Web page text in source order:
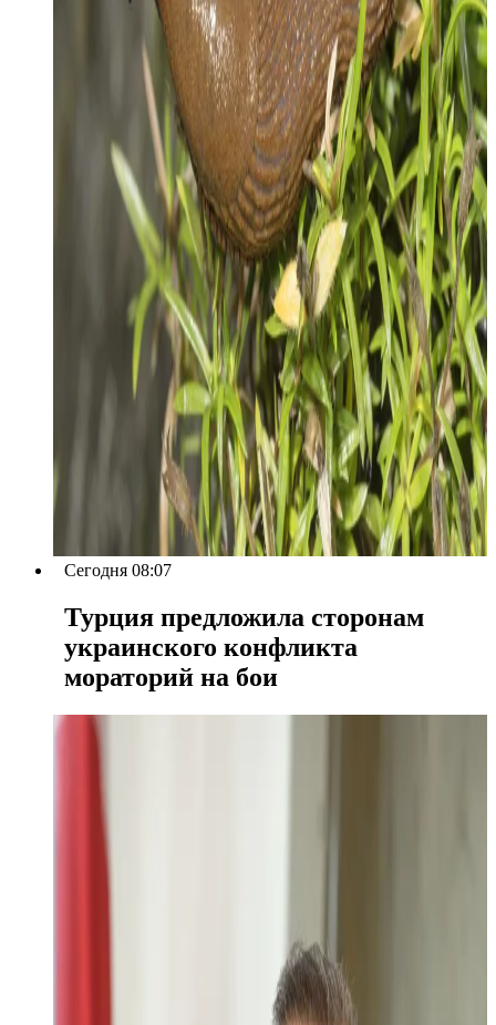
Сегодня 08:07
Турция предложила сторонам
украинского конфликта
мораторий на бои